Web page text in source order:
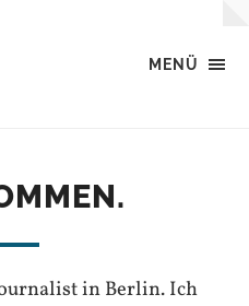
MENÜ
in Berlin. Ich